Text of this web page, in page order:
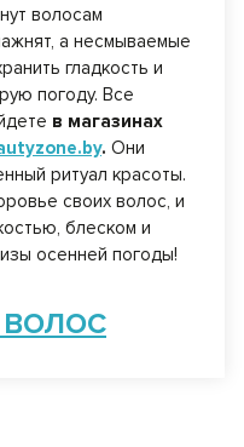
волосам
а несмываемые
гладкость и
погоду. Все
в магазинах
. Они
ритуал красоты.
своих волос, и
блеском и
осенней погоды!